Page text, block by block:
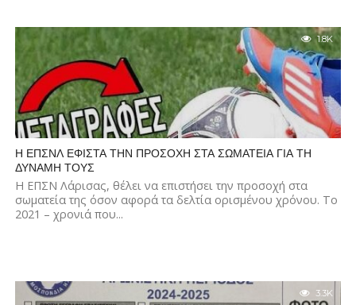
1.8K
Η ΕΠΣΝΛ ΕΦΙΣΤΑ ΤΗΝ ΠΡΟΣΟΧΗ ΣΤΑ ΣΩΜΑΤΕΙΑ ΓΙΑ ΤΗ
ΔΥΝΑΜΗ ΤΟΥΣ
Η ΕΠΣΝ Λάρισας, θέλει να επιστήσει την προσοχή στα
σωματεία της όσον αφορά τα δελτία ορισμένου χρόνου. Το
2021 – χρονιά που...
3.3K